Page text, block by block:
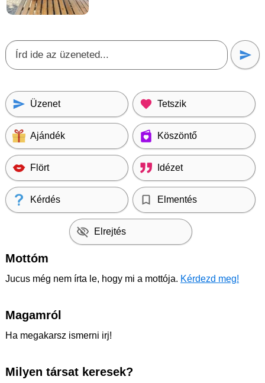
Üzenet Tetszik
Ajándék Köszöntő
Flört Idézet
Kérdés Elmentés
Elrejtés
Mottóm
Jucus még nem írta le, hogy mi a mottója. Kérdezd meg!
Magamról
Ha megakarsz ismerni irj!
Milyen társat keresek?